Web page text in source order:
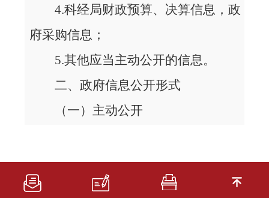
4.科经局财政预算、决算信息，政
府采购信息；
5.其他应当主动公开的信息。
二、政府信息公开形式
（一）主动公开
区科经局主动公开的信息，主要通
过武汉市汉阳区人民政府网站